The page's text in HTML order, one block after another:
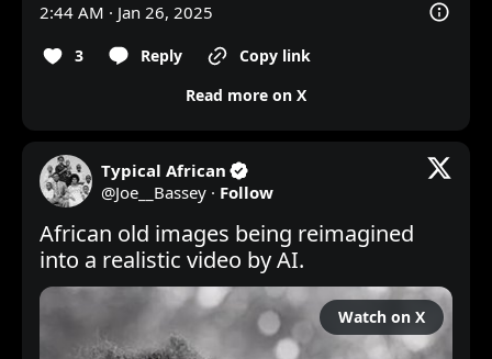
2:44 AM · Jan 26, 2025
3 Reply
Copy link
Read more on X
Typical African
@Joe__Bassey · Follow
African old images being reimagined
into a realistic video by AI.
Watch on X